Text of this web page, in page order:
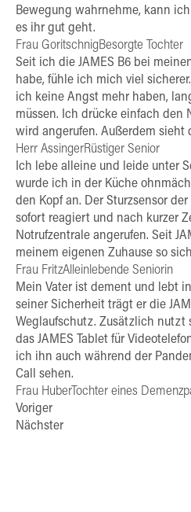
Bewegung wahrnehme, kann
es ihr gut geht.
Frau GoritschnigBesorgte Tochter
Seit ich die JAMES B6 bei
habe, fühle ich mich viel
ich keine Angst mehr haben,
müssen. Ich drücke einfach den
wird angerufen. Außerdem sieht
Herr AssingerRüstiger Senior
Ich lebe alleine und leide unter
wurde ich in der Küche
den Kopf an. Der Sturzsensor
sofort reagiert und nach kurzer
Notrufzentrale angerufen. Seit
meinem eigenen Zuhause so
Frau FritzAlleinlebende Seniorin
Mein Vater ist dement und lebt
seiner Sicherheit trägt er die
Weglaufschutz. Zusätzlich nutzt
das JAMES Tablet für
ich ihn auch während der
Call sehen.
Frau HuberTochter eines
Voriger
Nächster